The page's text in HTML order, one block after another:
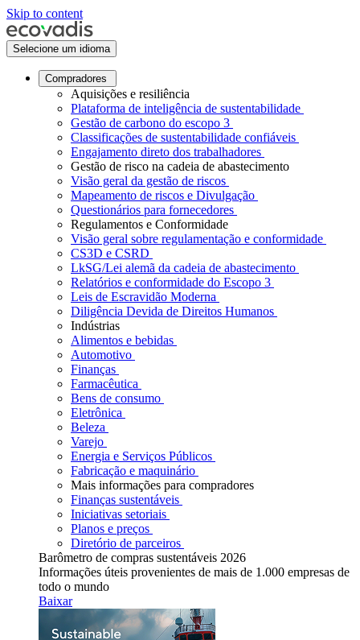
Skip to content
Selecione um idioma
Compradores
Aquisições e resiliência
Plataforma de inteligência de sustentabilidade
Gestão de carbono do escopo 3
Classificações de sustentabilidade confiáveis
Engajamento direto dos trabalhadores
Gestão de risco na cadeia de abastecimento
Visão geral da gestão de riscos
Mapeamento de riscos e Divulgação
Questionários para fornecedores
Regulamentos e Conformidade
Visão geral sobre regulamentação e conformidade
CS3D e CSRD
LkSG/Lei alemã da cadeia de abastecimento
Relatórios e conformidade do Escopo 3
Leis de Escravidão Moderna
Diligência Devida de Direitos Humanos
Indústrias
Alimentos e bebidas
Automotivo
Finanças
Farmacêutica
Bens de consumo
Eletrônica
Beleza
Varejo
Energia e Serviços Públicos
Fabricação e maquinário
Mais informações para compradores
Finanças sustentáveis
Iniciativas setoriais
Planos e preços
Diretório de parceiros
Barômetro de compras sustentáveis 2026
Informações úteis provenientes de mais de 1.000 empresas de
todo o mundo
Baixar